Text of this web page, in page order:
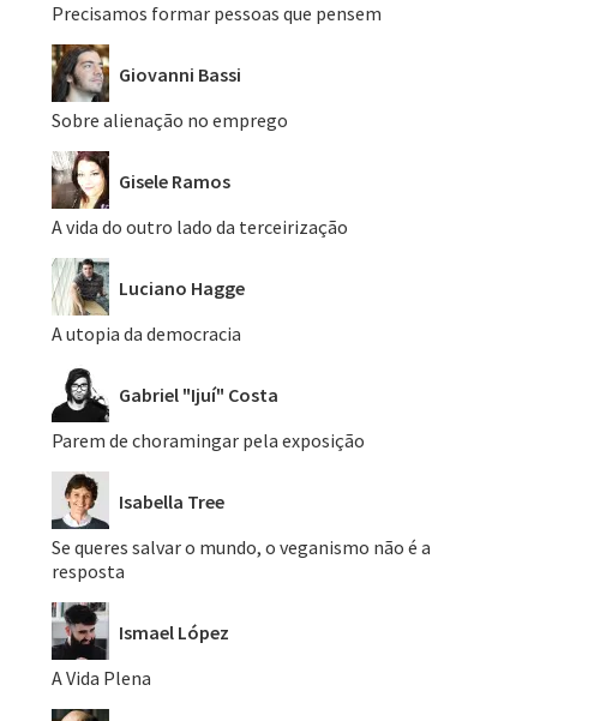
Precisamos formar pessoas que pensem
Giovanni Bassi
Sobre alienação no emprego
Gisele Ramos
A vida do outro lado da terceirização
Luciano Hagge
A utopia da democracia
Gabriel "Ijuí" Costa
Parem de choramingar pela exposição
Isabella Tree
Se queres salvar o mundo, o veganismo não é a
resposta
Ismael López
A Vida Plena